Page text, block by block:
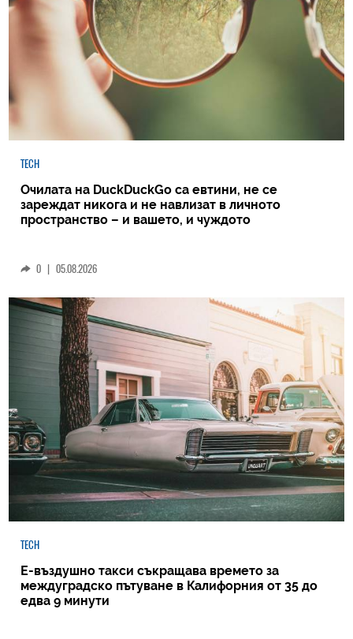
TECH
Очилата на DuckDuckGo са евтини, не се
зареждат никога и не навлизат в личното
пространство – и вашето, и чуждото
0 | 05.08.2026
TECH
Е-въздушно такси съкращава времето за
междуградско пътуване в Калифорния от 35 до
едва 9 минути